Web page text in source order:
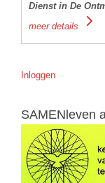
Dienst in De
meer details
Inloggen
SAMENleven